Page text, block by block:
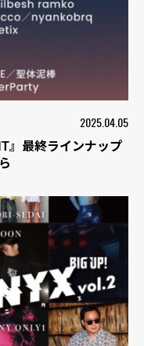
2025.04.05
』最終ラインナップ